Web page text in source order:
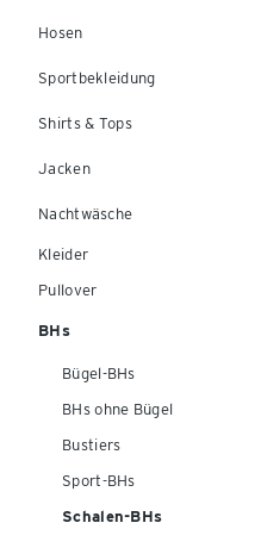
Hosen
Sportbekleidung
Shirts & Tops
Jacken
Nachtwäsche
Kleider
Pullover
BHs
Bügel-BHs
BHs ohne Bügel
Bustiers
Sport-BHs
Schalen-BHs